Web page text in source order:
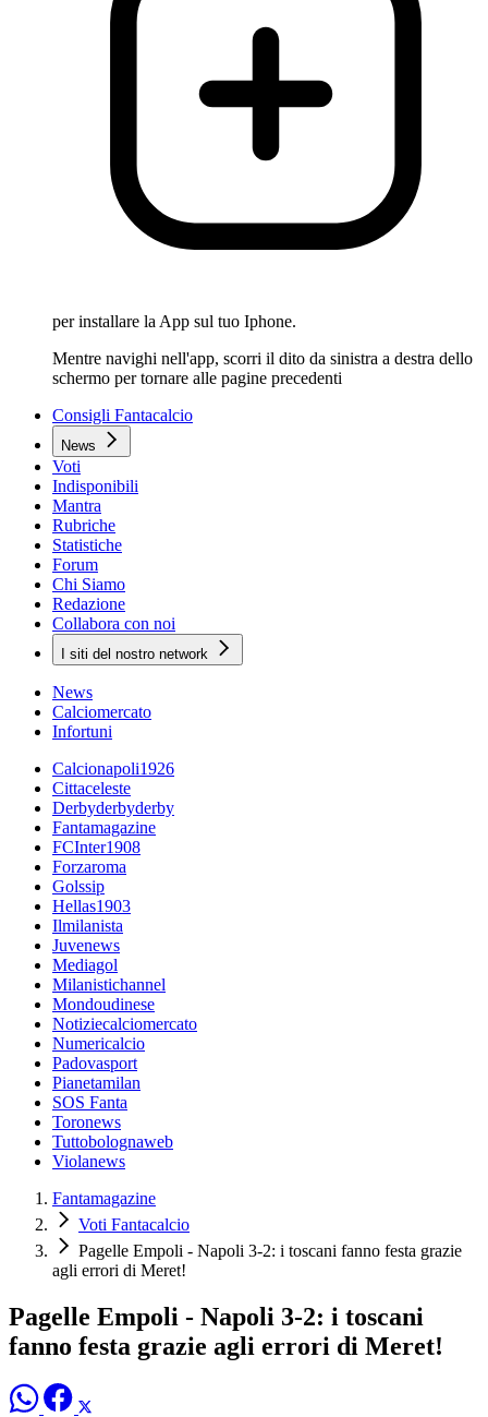
per installare la App sul tuo Iphone.
Mentre navighi nell'app, scorri il dito da sinistra a destra dello
schermo per tornare alle pagine precedenti
Consigli Fantacalcio
News
Voti
Indisponibili
Mantra
Rubriche
Statistiche
Forum
Chi Siamo
Redazione
Collabora con noi
I siti del nostro network
News
Calciomercato
Infortuni
Calcionapoli1926
Cittaceleste
Derbyderbyderby
Fantamagazine
FCInter1908
Forzaroma
Golssip
Hellas1903
Ilmilanista
Juvenews
Mediagol
Milanistichannel
Mondoudinese
Notiziecalciomercato
Numericalcio
Padovasport
Pianetamilan
SOS Fanta
Toronews
Tuttobolognaweb
Violanews
Fantamagazine
Voti Fantacalcio
Pagelle Empoli - Napoli 3-2: i toscani fanno festa grazie
agli errori di Meret!
Pagelle Empoli - Napoli 3-2: i toscani
fanno festa grazie agli errori di Meret!